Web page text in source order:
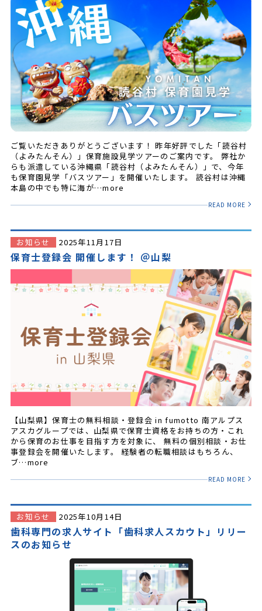
ご覧いただきありがとうございます！ 昨年好評でした「読谷村
（よみたんそん）」保育施設見学ツアーのご案内です。 弊社か
らも派遣している沖縄県「読谷村（よみたんそん）」で、今年
も保育園見学「バスツアー」を開催いたします。 読谷村は沖縄
本島の中でも特に海が…more
READ MORE
お知らせ 2025年11月17日
保育士登録会 開催します！ ＠山梨
【山梨県】保育士の無料相談・登録会 in fumotto 南アルプス
アスカグループでは、山梨県で保育士資格をお持ちの方・これ
から保育のお仕事を目指す方を対象に、 無料の個別相談・お仕
事登録会を開催いたします。 経験者の転職相談はもちろん、
ブ…more
READ MORE
お知らせ 2025年10月14日
歯科専門の求人サイト「歯科求人スカウト」リリー
スのお知らせ